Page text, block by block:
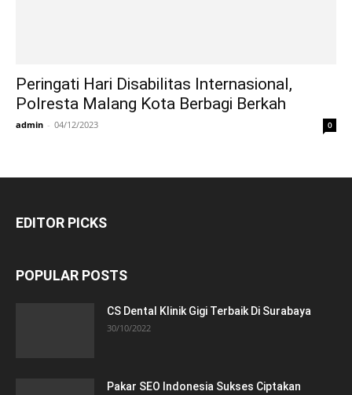
Peringati Hari Disabilitas Internasional,
Polresta Malang Kota Berbagi Berkah
admin - 04/12/2023 0
EDITOR PICKS
POPULAR POSTS
CS Dental Klinik Gigi Terbaik Di Surabaya
30/10/2022
Pakar SEO Indonesia Sukses Ciptakan